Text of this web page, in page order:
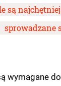
są
sprowadzane
wymagane do